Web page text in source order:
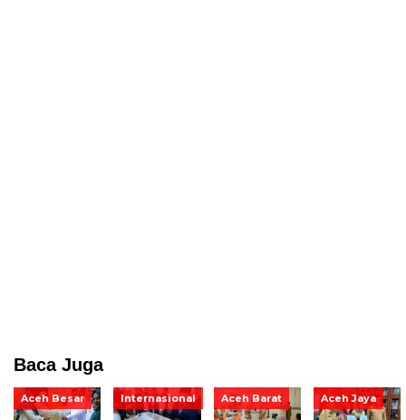
Baca Juga
Aceh Besar Internasional Aceh Barat Aceh Jaya